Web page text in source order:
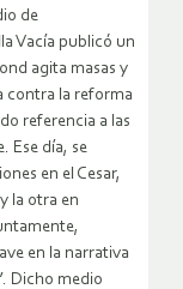
de
Vacía publicó un
agita masas y
contra la reforma
referencia a las
Ese día, se
en el Cesar,
la otra en
en la narrativa
Dicho medio